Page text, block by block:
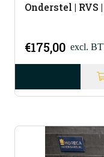
Onderstel | RVS
€175,00 excl.